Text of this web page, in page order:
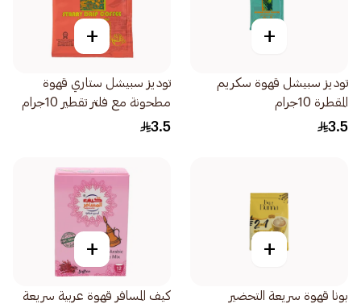
+
توديز سبيشل قهوة سكريم
المقطرة 10جرام
3.5
+
توديز سبيشل ستاري قهوة
مطحونة مع فلتر تقطير 10جرام
3.5
+
بونا قهوة سريعة التحضير
+
كيف المسافر قهوة عربية سريعة